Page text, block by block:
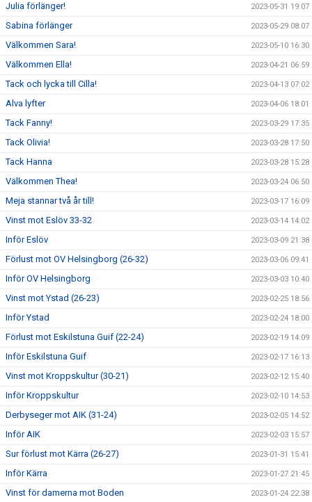
Julia förlänger! 2023-05-31 19:07
Sabina förlänger 2023-05-29 08:07
Välkommen Sara! 2023-05-10 16:30
Välkommen Ella! 2023-04-21 06:59
Tack och lycka till Cilla! 2023-04-13 07:02
Alva lyfter 2023-04-06 18:01
Tack Fanny! 2023-03-29 17:35
Tack Olivia! 2023-03-28 17:50
Tack Hanna 2023-03-28 15:28
Välkommen Thea! 2023-03-24 06:50
Meja stannar två år till! 2023-03-17 16:09
Vinst mot Eslöv 33-32 2023-03-14 14:02
Inför Eslöv 2023-03-09 21:38
Förlust mot OV Helsingborg (26-32) 2023-03-06 09:41
Inför OV Helsingborg 2023-03-03 10:40
Vinst mot Ystad (26-23) 2023-02-25 18:56
Inför Ystad 2023-02-24 18:00
Förlust mot Eskilstuna Guif (22-24) 2023-02-19 14:09
Inför Eskilstuna Guif 2023-02-17 16:13
Vinst mot Kroppskultur (30-21) 2023-02-12 15:40
Inför Kroppskultur 2023-02-10 14:53
Derbyseger mot AIK (31-24) 2023-02-05 14:52
Inför AIK 2023-02-03 15:57
Sur förlust mot Kärra (26-27) 2023-01-31 15:41
Inför Kärra 2023-01-27 21:45
Vinst för damerna mot Boden 2023-01-24 22:38